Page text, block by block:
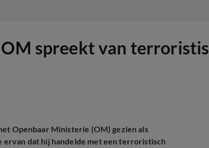
spreekt van
Openbaar Ministerie (OM) gezien als
dat hij handelde met een terroristisch